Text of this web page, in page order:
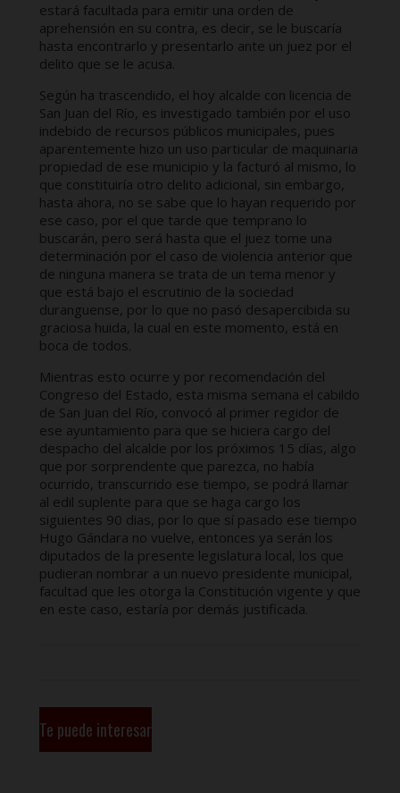
estará facultada para emitir una orden de
aprehensión en su contra, es decir, se le buscaría
hasta encontrarlo y presentarlo ante un juez por el
delito que se le acusa.
Según ha trascendido, el hoy alcalde con licencia de
San Juan del Río, es investigado también por el uso
indebido de recursos públicos municipales, pues
aparentemente hizo un uso particular de maquinaria
propiedad de ese municipio y la facturó al mismo, lo
que constituiría otro delito adicional, sin embargo,
hasta ahora, no se sabe que lo hayan requerido por
ese caso, por el que tarde que temprano lo
buscarán, pero será hasta que el juez tome una
determinación por el caso de violencia anterior que
de ninguna manera se trata de un tema menor y
que está bajo el escrutinio de la sociedad
duranguense, por lo que no pasó desapercibida su
graciosa huida, la cual en este momento, está en
boca de todos.
Mientras esto ocurre y por recomendación del
Congreso del Estado, esta misma semana el cabildo
de San Juan del Río, convocó al primer regidor de
ese ayuntamiento para que se hiciera cargo del
despacho del alcalde por los próximos 15 días, algo
que por sorprendente que parezca, no había
ocurrido, transcurrido ese tiempo, se podrá llamar
al edil suplente para que se haga cargo los
siguientes 90 dias, por lo que sí pasado ese tiempo
Hugo Gándara no vuelve, entonces ya serán los
diputados de la presente legislatura local, los que
pudieran nombrar a un nuevo presidente municipal,
facultad que les otorga la Constitución vigente y que
en este caso, estaría por demás justificada.
Te puede interesar